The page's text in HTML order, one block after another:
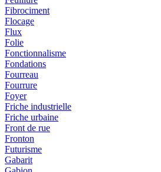
Fibrociment
Flocage
Flux
Folie
Fonctionnalisme
Fondations
Fourreau
Fourrure
Foyer
Friche industrielle
Friche urbaine
Front de rue
Fronton
Futurisme
Gabarit